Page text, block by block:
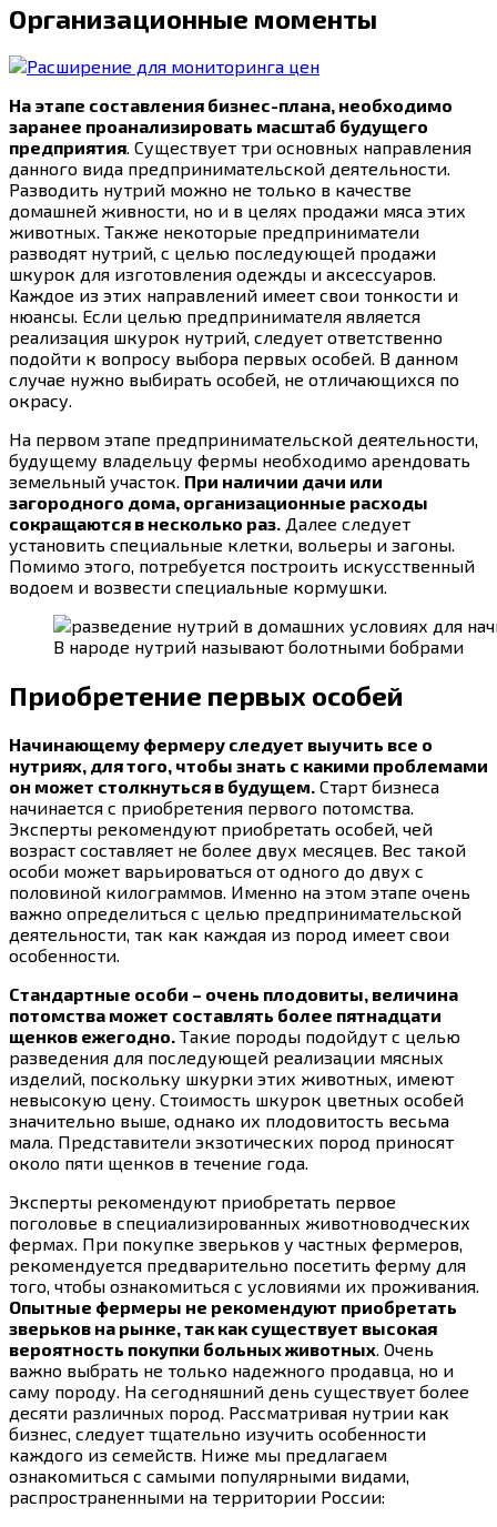
Организационные моменты
На этапе составления бизнес-плана, необходимо
заранее проанализировать масштаб будущего
предприятия. Существует три основных направления
данного вида предпринимательской деятельности.
Разводить нутрий можно не только в качестве
домашней живности, но и в целях продажи мяса этих
животных. Также некоторые предприниматели
разводят нутрий, с целью последующей продажи
шкурок для изготовления одежды и аксессуаров.
Каждое из этих направлений имеет свои тонкости и
нюансы. Если целью предпринимателя является
реализация шкурок нутрий, следует ответственно
подойти к вопросу выбора первых особей. В данном
случае нужно выбирать особей, не отличающихся по
окрасу.
На первом этапе предпринимательской деятельности,
будущему владельцу фермы необходимо арендовать
земельный участок. При наличии дачи или
загородного дома, организационные расходы
сокращаются в несколько раз. Далее следует
установить специальные клетки, вольеры и загоны.
Помимо этого, потребуется построить искусственный
водоем и возвести специальные кормушки.
В народе нутрий называют болотными бобрами
Приобретение первых особей
Начинающему фермеру следует выучить все о
нутриях, для того, чтобы знать с какими проблемами
он может столкнуться в будущем. Старт бизнеса
начинается с приобретения первого потомства.
Эксперты рекомендуют приобретать особей, чей
возраст составляет не более двух месяцев. Вес такой
особи может варьироваться от одного до двух с
половиной килограммов. Именно на этом этапе очень
важно определиться с целью предпринимательской
деятельности, так как каждая из пород имеет свои
особенности.
Стандартные особи – очень плодовиты, величина
потомства может составлять более пятнадцати
щенков ежегодно. Такие породы подойдут с целью
разведения для последующей реализации мясных
изделий, поскольку шкурки этих животных, имеют
невысокую цену. Стоимость шкурок цветных особей
значительно выше, однако их плодовитость весьма
мала. Представители экзотических пород приносят
около пяти щенков в течение года.
Эксперты рекомендуют приобретать первое
поголовье в специализированных животноводческих
фермах. При покупке зверьков у частных фермеров,
рекомендуется предварительно посетить ферму для
того, чтобы ознакомиться с условиями их проживания.
Опытные фермеры не рекомендуют приобретать
зверьков на рынке, так как существует высокая
вероятность покупки больных животных. Очень
важно выбрать не только надежного продавца, но и
саму породу. На сегодняшний день существует более
десяти различных пород. Рассматривая нутрии как
бизнес, следует тщательно изучить особенности
каждого из семейств. Ниже мы предлагаем
ознакомиться с самыми популярными видами,
распространенными на территории России: